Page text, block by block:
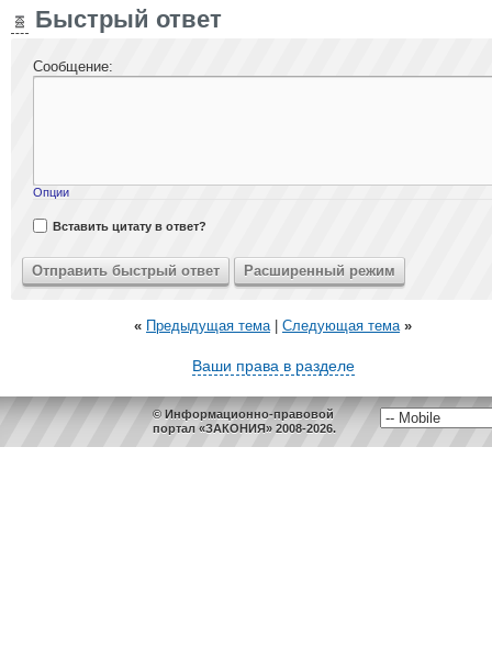
Быстрый ответ
Сообщение:
Опции
Вставить цитату в ответ?
« Предыдущая тема| Следующая тема »
Ваши права в разделе
© Информационно-правовой
портал «ЗАКОНИЯ» 2008-2026.